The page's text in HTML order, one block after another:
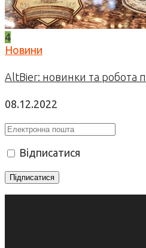
4
Новини
AltBier: новинки та робота
08.12.2022
Відписатися